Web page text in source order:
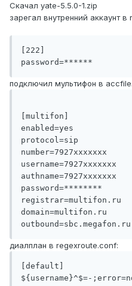
Скачал yate-5.5.0-1.zip
зарегал внутренний аккаунт
[222]
подключил мультифон в
[multifon]
enabled=yes
protocol=sip
number=7927xxxxxxx
username=7927xxxxxxx
authname=7927xxxxxxx
password=********
registrar=multifon.ru
domain=multifon.ru
диалплан в regexroute.conf:
[default]
${username}^$=-